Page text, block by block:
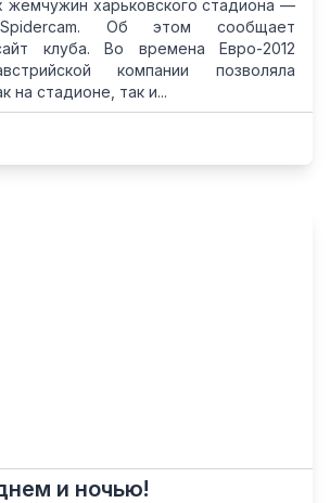
жемчужин харьковского стадиона —
Spidercam. Об этом сообщает
клуба. Во времена Евро-2012
компании позволяла
на стадионе, так и...
и ночью!